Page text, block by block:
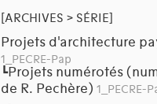
[ARCHIVES > SÉRIE]
Projets d'architecture
1_PECRE-Pap
┗Projets numérotés
de R. Pechère) 1_PECRE-